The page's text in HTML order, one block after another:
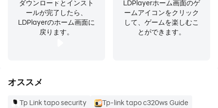
ダウンロードとインスト
ールが完了したら、
LDPlayerのホーム画面に
戻ります。
LDPlayerホーム画面のゲ
ームアイコンをクリック
して、ゲームを楽しむこ
とができます。
オススメ
Tp Link tapo security
Tp-link tapo c320ws Guide